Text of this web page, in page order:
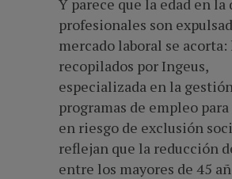
profesionales son
mercado laboral se acorta:
recopilados por Ingeus,
especializada en la
programas de empleo
en riesgo de exclusión
reflejan que la reducción
entre los mayores de 45